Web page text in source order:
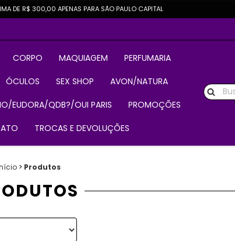
DE R$ 300,00 APENAS PARA SÃO PAULO CAPITAL
CORPO MAQUIAGEM
PERFUMARIA
ÓCULOS SEX SHOP
AVON/NATURA
EUDORA/QDB?/OUI PARIS
PROMOÇÕES
TROCAS E DEVOLUÇÕES
> Produtos